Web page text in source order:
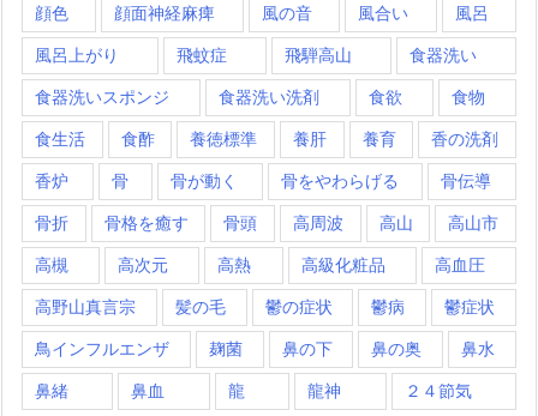
顔色 顔面神経麻痺 風の音 風合い 風呂
風呂上がり 飛蚊症 飛騨高山 食器洗い
食器洗いスポンジ 食器洗い洗剤 食欲 食物
食生活 食酢 養徳標準 養肝 養育 香の洗剤
香炉 骨 骨が動く 骨をやわらげる 骨伝導
骨折 骨格を癒す 骨頭 高周波 高山 高山市
高槻 高次元 高熱 高級化粧品 高血圧
高野山真言宗 髪の毛 鬱の症状 鬱病 鬱症状
鳥インフルエンザ 麹菌 鼻の下 鼻の奥 鼻水
鼻緒 鼻血 龍 龍神 ２４節気